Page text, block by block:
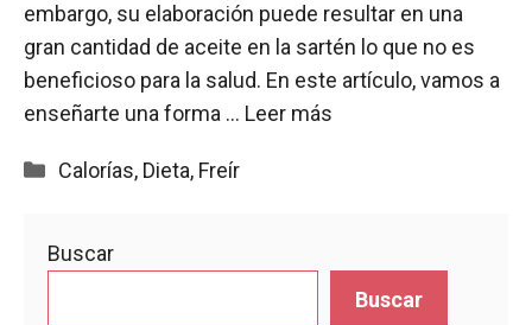
embargo, su elaboración puede resultar en una
gran cantidad de aceite en la sartén lo que no es
beneficioso para la salud. En este artículo, vamos a
enseñarte una forma … Leer más
Categorías
Calorías, Dieta, Freír
Buscar
Buscar